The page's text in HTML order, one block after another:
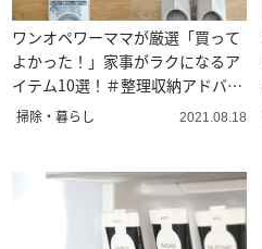
ワンオペワーママが厳選「買って
よかった！」家事がラクになるア
イテム10選！＃整理収納アドバイ
ザー直伝
掃除・暮らし 2021.08.18